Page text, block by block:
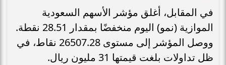
في المقابل، أغلق مؤشر الأسهم السعودية
الموازية (نمو) اليوم منخفضًا بمقدار 28.51 نقطة.
ووصل المؤشر إلى مستوى 26507.28 نقاط، في
ظل تداولات بلغت قيمتها 31 مليون ريال.